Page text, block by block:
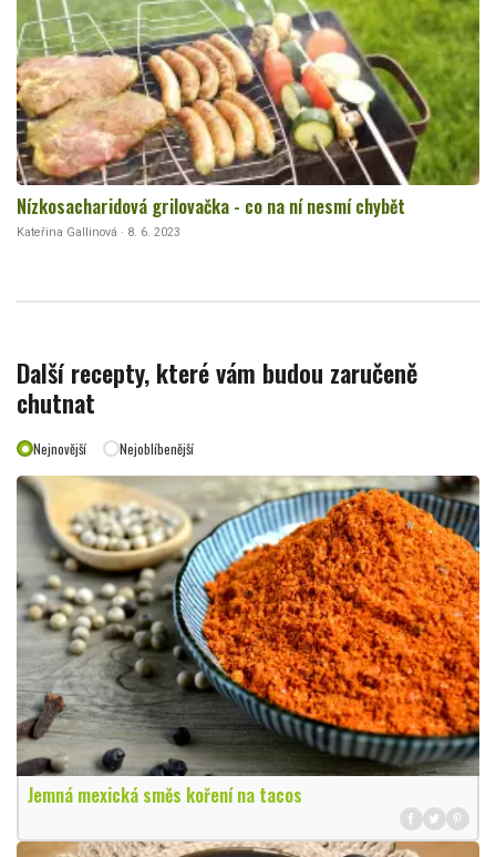
Nízkosacharidová grilovačka - co na ní nesmí chybět
Kateřina Gallinová · 8. 6. 2023
Další recepty, které vám budou zaručeně
chutnat
Nejnovější Nejoblíbenější
Jemná mexická směs koření na tacos